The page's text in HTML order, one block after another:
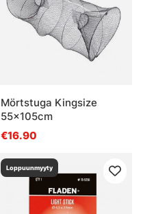
Mörtstuga Kingsize
55x105cm
€16.90
Loppuunmyyty